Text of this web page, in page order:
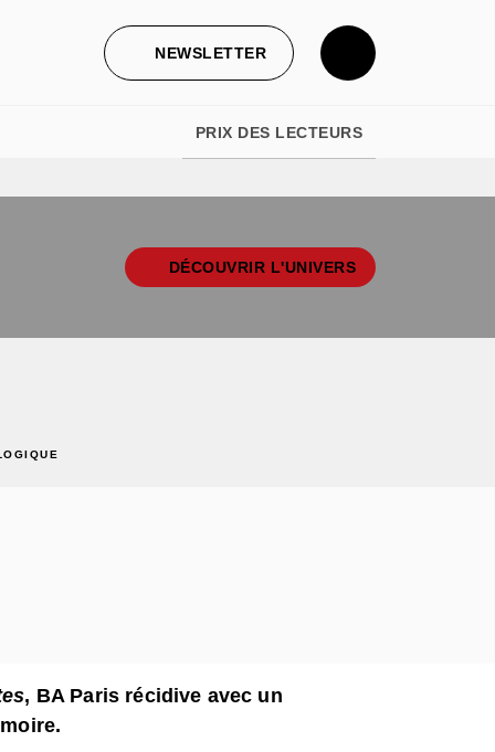
NEWSLETTER
PRIX DES LECTEURS
DÉCOUVRIR L'UNIVERS
, BA Paris récidive avec un